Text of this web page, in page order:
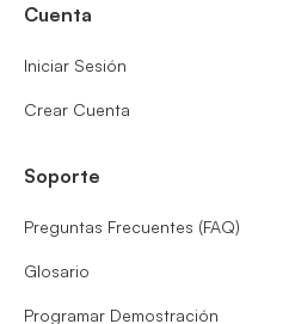
Cuenta
Iniciar Sesión
Crear Cuenta
Soporte
Preguntas Frecuentes (FAQ)
Glosario
Programar Demostración